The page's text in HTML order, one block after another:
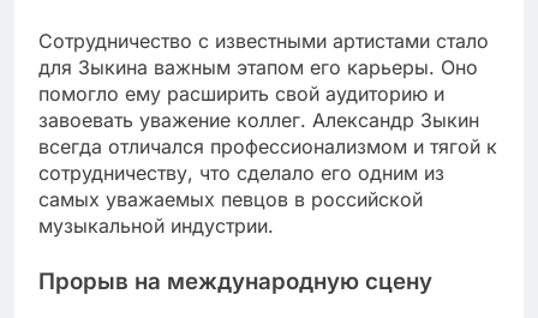
Сотрудничество с известными артистами стало
для Зыкина важным этапом его карьеры. Оно
помогло ему расширить свой аудиторию и
завоевать уважение коллег. Александр Зыкин
всегда отличался профессионализмом и тягой к
сотрудничеству, что сделало его одним из
самых уважаемых певцов в российской
музыкальной индустрии.
Прорыв на международную сцену